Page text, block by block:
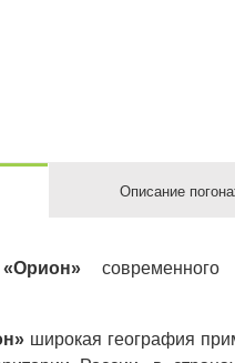
Описание
«Орион» современного
широкая география